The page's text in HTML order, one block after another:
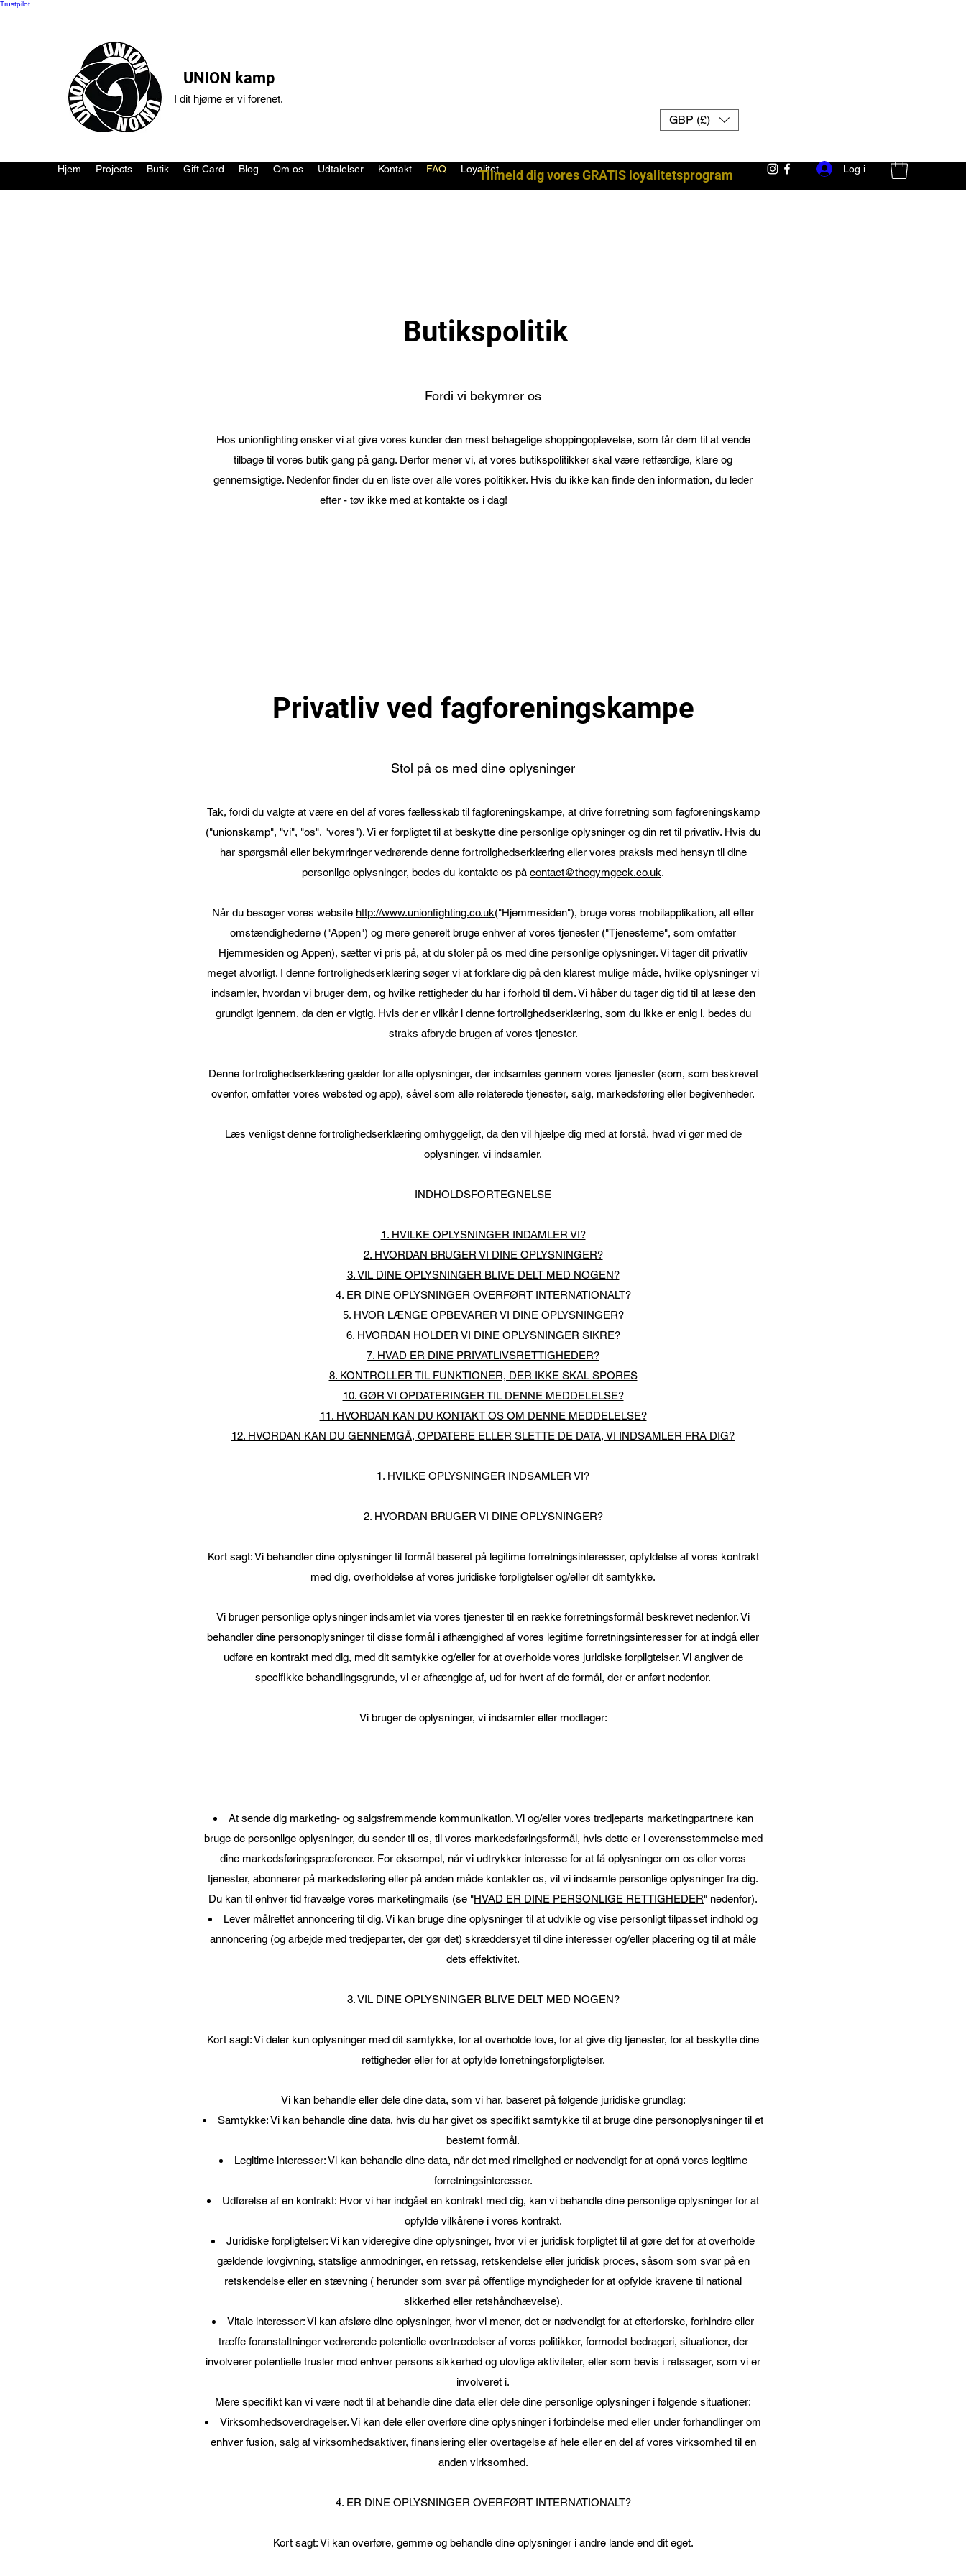
Trustpilot
UNION kamp
I dit hjørne er vi forenet.
GBP (£)
Hjem Projects Butik Gift Card Blog Om os Udtalelser Kontakt FAQ Loyalitet Log ind
Tilmeld dig vores GRATIS loyalitetsprogram
Butikspolitik
Fordi vi bekymrer os
Hos unionfighting ønsker vi at give vores kunder den mest behagelige shoppingoplevelse, som får dem til at vende
tilbage til vores butik gang på gang. Derfor mener vi, at vores butikspolitikker skal være retfærdige, klare og
gennemsigtige. Nedenfor finder du en liste over alle vores politikker. Hvis du ikke kan finde den information, du leder
efter - tøv ikke med at kontakte os i dag!
Privatliv ved fagforeningskampe
Stol på os med dine oplysninger
Tak, fordi du valgte at være en del af vores fællesskab til fagforeningskampe, at drive forretning som fagforeningskamp
("unionskamp", "vi", "os", "vores"). Vi er forpligtet til at beskytte dine personlige oplysninger og din ret til privatliv. Hvis du
har spørgsmål eller bekymringer vedrørende denne fortrolighedserklæring eller vores praksis med hensyn til dine
personlige oplysninger, bedes du kontakte os på contact@thegymgeek.co.uk.
Når du besøger vores website http://www.unionfighting.co.uk("Hjemmesiden"), bruge vores mobilapplikation, alt efter
omstændighederne ("Appen") og mere generelt bruge enhver af vores tjenester ("Tjenesterne", som omfatter
Hjemmesiden og Appen), sætter vi pris på, at du stoler på os med dine personlige oplysninger. Vi tager dit privatliv
meget alvorligt. I denne fortrolighedserklæring søger vi at forklare dig på den klarest mulige måde, hvilke oplysninger vi
indsamler, hvordan vi bruger dem, og hvilke rettigheder du har i forhold til dem. Vi håber du tager dig tid til at læse den
grundigt igennem, da den er vigtig. Hvis der er vilkår i denne fortrolighedserklæring, som du ikke er enig i, bedes du
straks afbryde brugen af vores tjenester.
Denne fortrolighedserklæring gælder for alle oplysninger, der indsamles gennem vores tjenester (som, som beskrevet
ovenfor, omfatter vores websted og app), såvel som alle relaterede tjenester, salg, markedsføring eller begivenheder.
Læs venligst denne fortrolighedserklæring omhyggeligt, da den vil hjælpe dig med at forstå, hvad vi gør med de
oplysninger, vi indsamler.
INDHOLDSFORTEGNELSE
1. HVILKE OPLYSNINGER INDAMLER VI?
2. HVORDAN BRUGER VI DINE OPLYSNINGER?
3. VIL DINE OPLYSNINGER BLIVE DELT MED NOGEN?
4. ER DINE OPLYSNINGER OVERFØRT INTERNATIONALT?
5. HVOR LÆNGE OPBEVARER VI DINE OPLYSNINGER?
6. HVORDAN HOLDER VI DINE OPLYSNINGER SIKRE?
7. HVAD ER DINE PRIVATLIVSRETTIGHEDER?
8. KONTROLLER TIL FUNKTIONER, DER IKKE SKAL SPORES
10. GØR VI OPDATERINGER TIL DENNE MEDDELELSE?
11. HVORDAN KAN DU KONTAKT OS OM DENNE MEDDELELSE?
12. HVORDAN KAN DU GENNEMGÅ, OPDATERE ELLER SLETTE DE DATA, VI INDSAMLER FRA DIG?
1. HVILKE OPLYSNINGER INDSAMLER VI?
2. HVORDAN BRUGER VI DINE OPLYSNINGER?
Kort sagt: Vi behandler dine oplysninger til formål baseret på legitime forretningsinteresser, opfyldelse af vores kontrakt
med dig, overholdelse af vores juridiske forpligtelser og/eller dit samtykke.
Vi bruger personlige oplysninger indsamlet via vores tjenester til en række forretningsformål beskrevet nedenfor. Vi
behandler dine personoplysninger til disse formål i afhængighed af vores legitime forretningsinteresser for at indgå eller
udføre en kontrakt med dig, med dit samtykke og/eller for at overholde vores juridiske forpligtelser. Vi angiver de
specifikke behandlingsgrunde, vi er afhængige af, ud for hvert af de formål, der er anført nedenfor.
Vi bruger de oplysninger, vi indsamler eller modtager:
At sende dig marketing- og salgsfremmende kommunikation. Vi og/eller vores tredjeparts marketingpartnere kan
bruge de personlige oplysninger, du sender til os, til vores markedsføringsformål, hvis dette er i overensstemmelse med
dine markedsføringspræferencer. For eksempel, når vi udtrykker interesse for at få oplysninger om os eller vores
tjenester, abonnerer på markedsføring eller på anden måde kontakter os, vil vi indsamle personlige oplysninger fra dig.
Du kan til enhver tid fravælge vores marketingmails (se "HVAD ER DINE PERSONLIGE RETTIGHEDER" nedenfor).
Lever målrettet annoncering til dig. Vi kan bruge dine oplysninger til at udvikle og vise personligt tilpasset indhold og
annoncering (og arbejde med tredjeparter, der gør det) skræddersyet til dine interesser og/eller placering og til at måle
dets effektivitet.
3. VIL DINE OPLYSNINGER BLIVE DELT MED NOGEN?
Kort sagt: Vi deler kun oplysninger med dit samtykke, for at overholde love, for at give dig tjenester, for at beskytte dine
rettigheder eller for at opfylde forretningsforpligtelser.
Vi kan behandle eller dele dine data, som vi har, baseret på følgende juridiske grundlag:
Samtykke: Vi kan behandle dine data, hvis du har givet os specifikt samtykke til at bruge dine personoplysninger til et
bestemt formål.
Legitime interesser: Vi kan behandle dine data, når det med rimelighed er nødvendigt for at opnå vores legitime
forretningsinteresser.
Udførelse af en kontrakt: Hvor vi har indgået en kontrakt med dig, kan vi behandle dine personlige oplysninger for at
opfylde vilkårene i vores kontrakt.
Juridiske forpligtelser: Vi kan videregive dine oplysninger, hvor vi er juridisk forpligtet til at gøre det for at overholde
gældende lovgivning, statslige anmodninger, en retssag, retskendelse eller juridisk proces, såsom som svar på en
retskendelse eller en stævning ( herunder som svar på offentlige myndigheder for at opfylde kravene til national
sikkerhed eller retshåndhævelse).
Vitale interesser: Vi kan afsløre dine oplysninger, hvor vi mener, det er nødvendigt for at efterforske, forhindre eller
træffe foranstaltninger vedrørende potentielle overtrædelser af vores politikker, formodet bedrageri, situationer, der
involverer potentielle trusler mod enhver persons sikkerhed og ulovlige aktiviteter, eller som bevis i retssager, som vi er
involveret i.
Mere specifikt kan vi være nødt til at behandle dine data eller dele dine personlige oplysninger i følgende situationer:
Virksomhedsoverdragelser. Vi kan dele eller overføre dine oplysninger i forbindelse med eller under forhandlinger om
enhver fusion, salg af virksomhedsaktiver, finansiering eller overtagelse af hele eller en del af vores virksomhed til en
anden virksomhed.
4. ER DINE OPLYSNINGER OVERFØRT INTERNATIONALT?
Kort sagt: Vi kan overføre, gemme og behandle dine oplysninger i andre lande end dit eget.